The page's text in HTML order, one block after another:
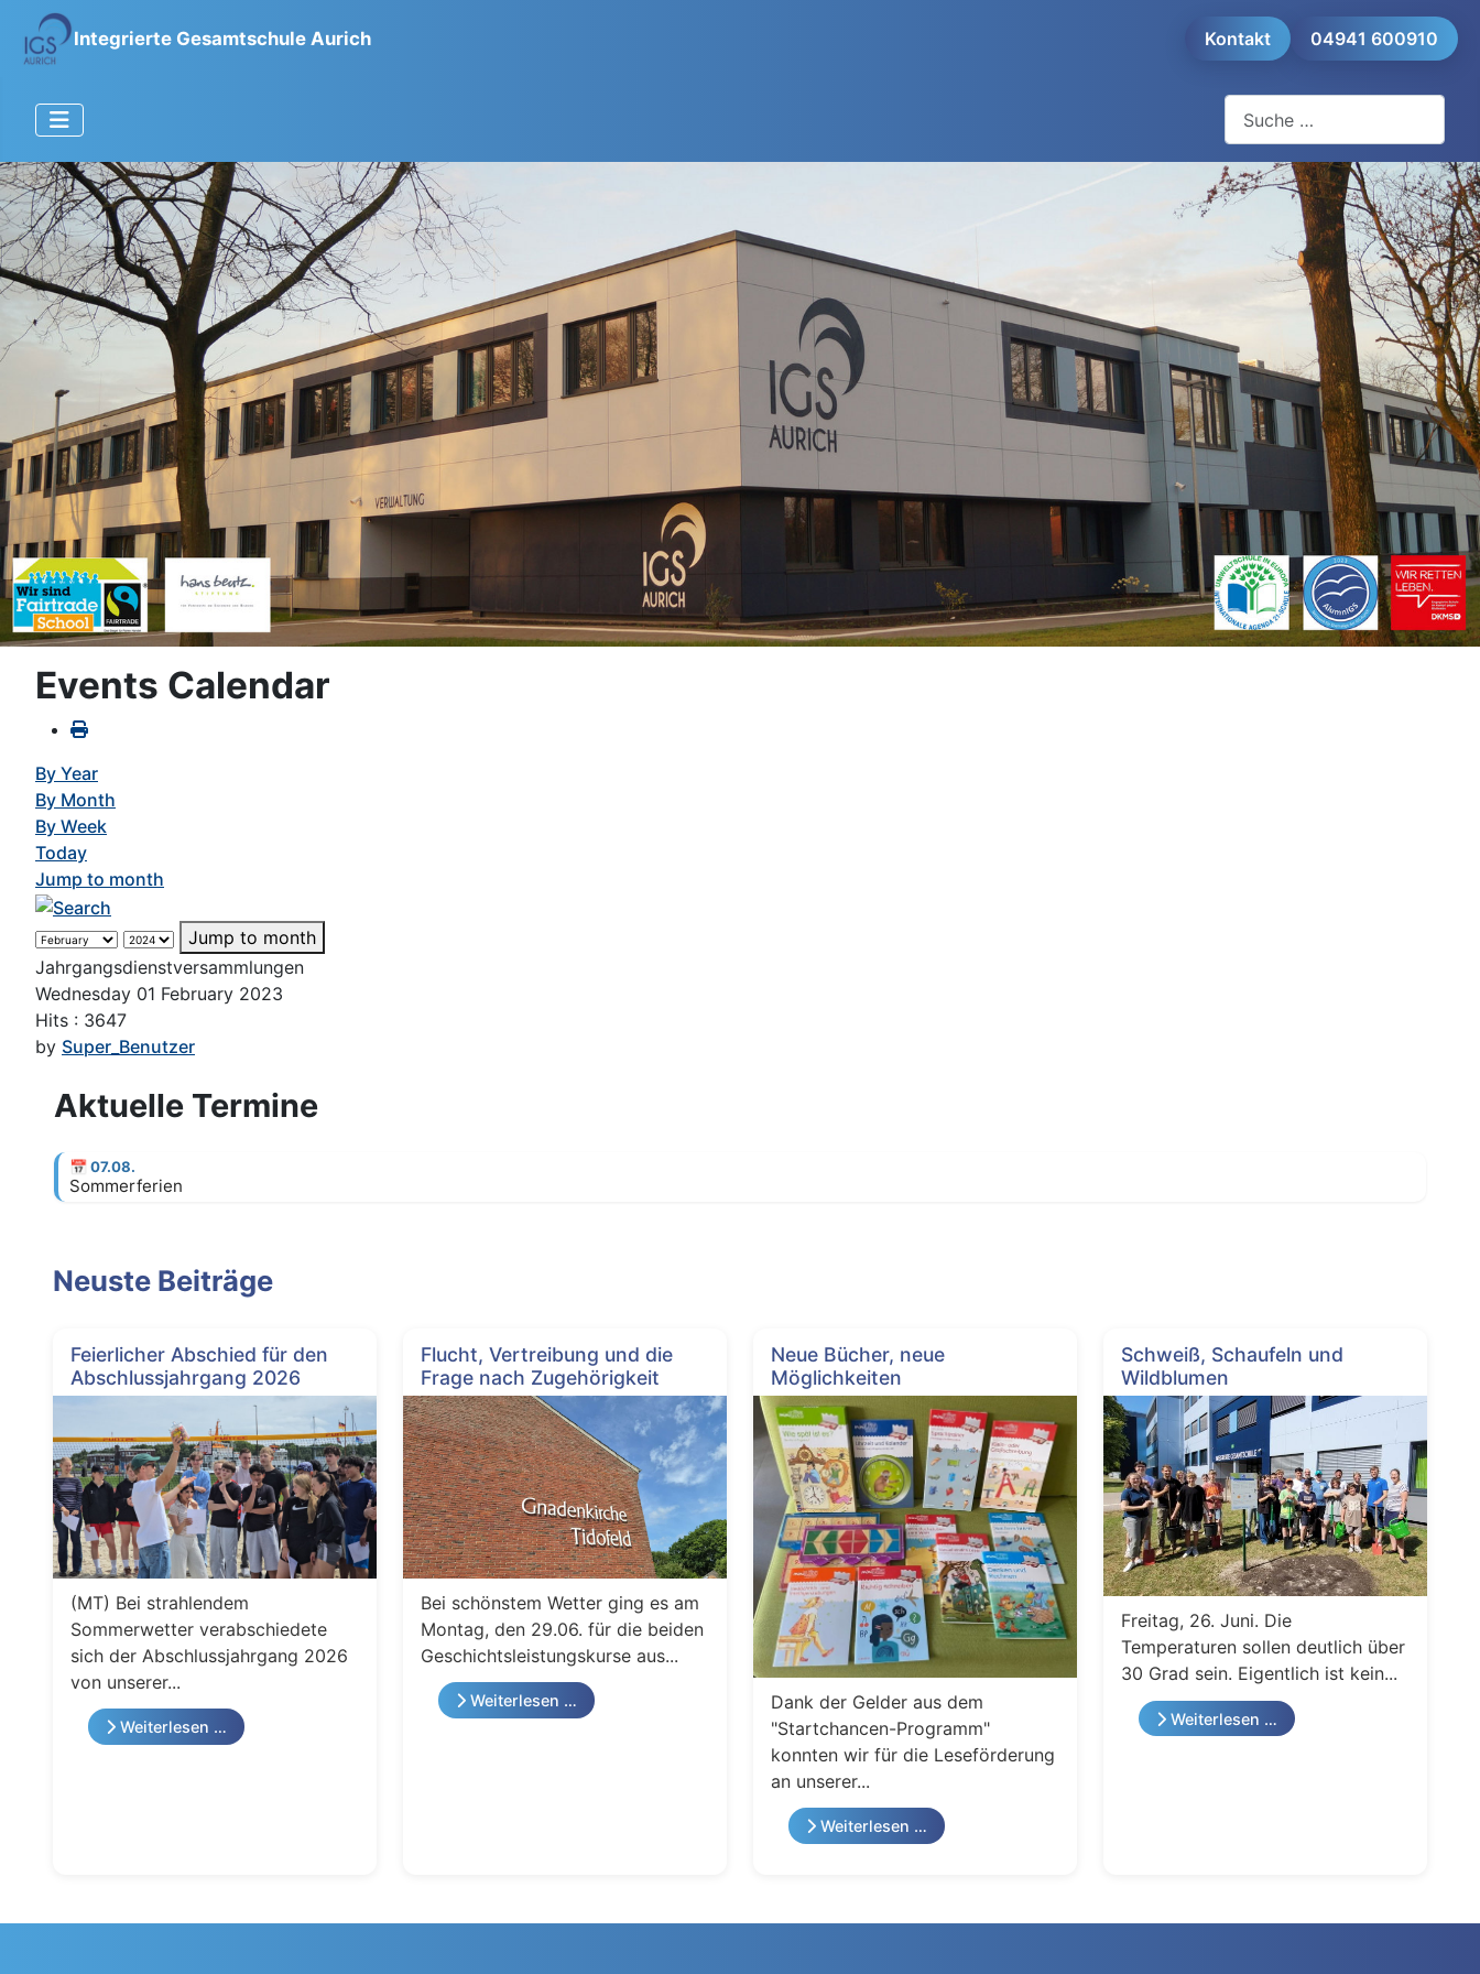
Integrierte Gesamtschule Aurich Kontakt 04941 600910
Events Calendar
By Year
By Month
By Week
Today
Jump to month
Jump to month
Jahrgangsdienstversammlungen
Wednesday 01 February 2023
Hits : 3647
by Super_Benutzer
Aktuelle Termine
📅 07.08.
Sommerferien
Neuste Beiträge
Feierlicher Abschied für den
Abschlussjahrgang 2026
(MT) Bei strahlendem
Sommerwetter verabschiedete
sich der Abschlussjahrgang 2026
von unserer...
Weiterlesen …
Flucht, Vertreibung und die
Frage nach Zugehörigkeit
Bei schönstem Wetter ging es am
Montag, den 29.06. für die beiden
Geschichtsleistungskurse aus...
Weiterlesen …
Neue Bücher, neue
Möglichkeiten
Dank der Gelder aus dem
"Startchancen-Programm"
konnten wir für die Leseförderung
an unserer...
Weiterlesen …
Schweiß, Schaufeln und
Wildblumen
Freitag, 26. Juni. Die
Temperaturen sollen deutlich über
30 Grad sein. Eigentlich ist kein...
Weiterlesen …